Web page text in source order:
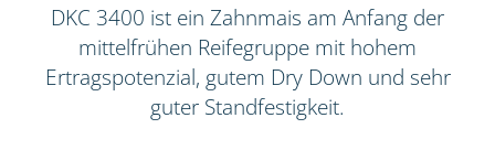
DKC 3400 ist ein Zahnmais am Anfang der
mittelfrühen Reifegruppe mit hohem
Ertragspotenzial, gutem Dry Down und sehr
guter Standfestigkeit.